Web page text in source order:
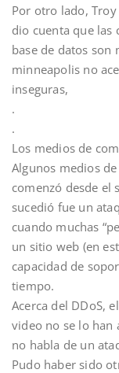
Por otro lado,
dio cuenta que las
base de datos son
minneapolis no
inseguras,
.
.
Los medios de
Algunos medios
comenzó desde el
sucedió fue un
cuando muchas
un sitio web (en
capacidad de
tiempo.
Acerca del DDoS,
video no se lo han
no habla de un
Pudo haber sido